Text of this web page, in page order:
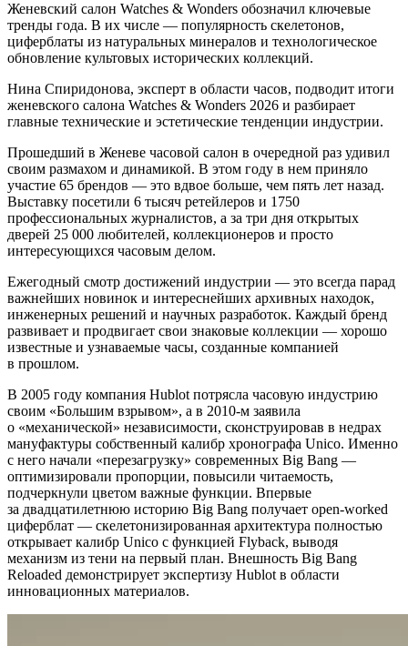
Женевский салон Watches & Wonders обозначил ключевые
тренды года. В их числе — популярность скелетонов,
циферблаты из натуральных минералов и технологическое
обновление культовых исторических коллекций.
Нина Спиридонова, эксперт в области часов, подводит итоги
женевского салона Watches & Wonders 2026 и разбирает
главные технические и эстетические тенденции индустрии.
Прошедший в Женеве часовой салон в очередной раз удивил
своим размахом и динамикой. В этом году в нем приняло
участие 65 брендов — это вдвое больше, чем пять лет назад.
Выставку посетили 6 тысяч ретейлеров и 1750
профессиональных журналистов, а за три дня открытых
дверей 25 000 любителей, коллекционеров и просто
интересующихся часовым делом.
Ежегодный смотр достижений индустрии — это всегда парад
важнейших новинок и интереснейших архивных находок,
инженерных решений и научных разработок. Каждый бренд
развивает и продвигает свои знаковые коллекции — хорошо
известные и узнаваемые часы, созданные компанией
в прошлом.
В 2005 году компания Hublot потрясла часовую индустрию
своим «Большим взрывом», а в 2010-м заявила
о «механической» независимости, сконструировав в недрах
мануфактуры собственный калибр хронографа Unico. Именно
с него начали «перезагрузку» современных Big Bang —
оптимизировали пропорции, повысили читаемость,
подчеркнули цветом важные функции. Впервые
за двадцатилетнюю историю Big Bang получает open-worked
циферблат — скелетонизированная архитектура полностью
открывает калибр Unico с функцией Flyback, выводя
механизм из тени на первый план. Внешность Big Bang
Reloaded демонстрирует экспертизу Hublot в области
инновационных материалов.